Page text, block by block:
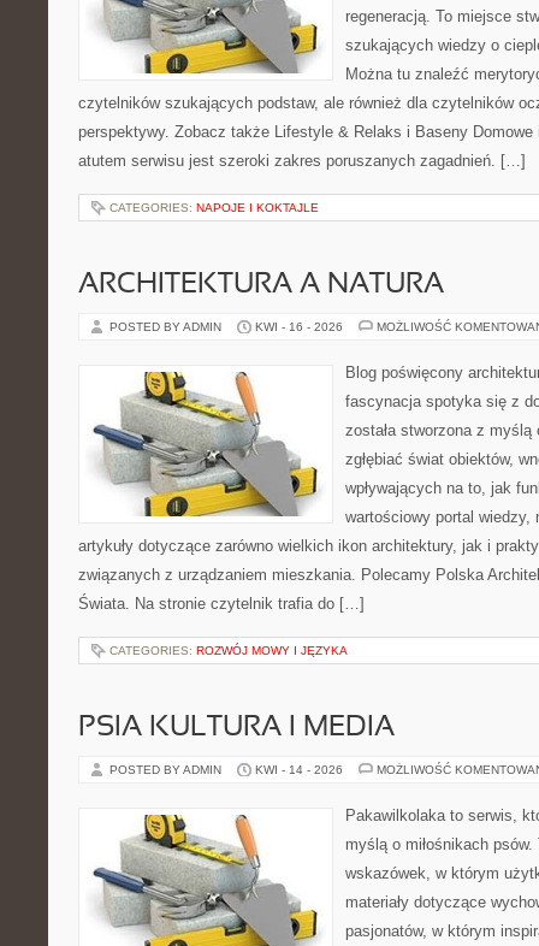
regeneracją. To miejsce
szukających wiedzy o
Można tu znaleźć
czytelników szukających podstaw, ale również dla czytelników
perspektywy. Zobacz także Lifestyle & Relaks i Baseny Domowe
atutem serwisu jest szeroki zakres poruszanych zagadnień. […]
CATEGORIES: NAPOJE I KOKTAJLE
ARCHITEKTURA A NATURA
POSTED BY ADMIN KWI - 16 - 2026 MOŻLIWOŚĆ
Blog poświęcony
fascynacja spotyka się z
została stworzona z
zgłębiać świat obiektów,
wpływających na to, jak
wartościowy portal
artykuły dotyczące zarówno wielkich ikon architektury, jak i
związanych z urządzaniem mieszkania. Polecamy Polska
Świata. Na stronie czytelnik trafia do […]
CATEGORIES: ROZWÓJ MOWY I JĘZYKA
PSIA KULTURA I MEDIA
POSTED BY ADMIN KWI - 14 - 2026 MOŻLIWOŚĆ
Pakawilkolaka to serwis,
myślą o miłośnikach
wskazówek, w którym
materiały dotyczące
pasjonatów, w którym